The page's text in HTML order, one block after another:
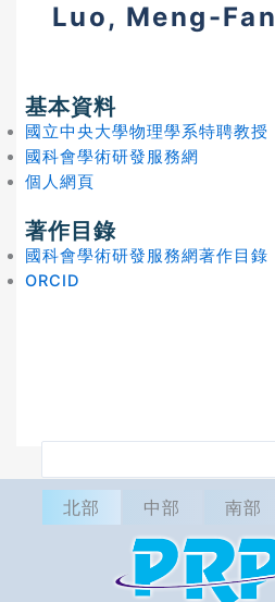
Luo, Meng-Fan
基本資料
國立中央大學物理學系特聘教授
國科會學術研發服務網
個人網頁
著作目錄
國科會學術研發服務網著作目錄
ORCID
尋
北部 中部 南部